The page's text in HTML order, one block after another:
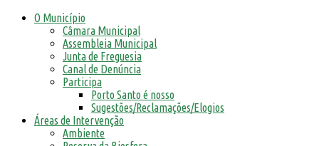
O Município
Câmara Municipal
Assembleia Municipal
Junta de Freguesia
Canal de Denúncia
Participa
Porto Santo é nosso
Sugestões/Reclamações/Elogios
Áreas de Intervenção
Ambiente